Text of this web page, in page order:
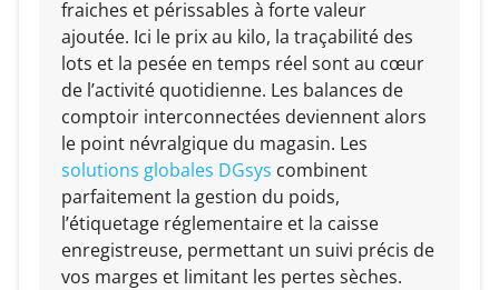
fraiches et périssables à forte valeur
ajoutée. Ici le prix au kilo, la traçabilité des
lots et la pesée en temps réel sont au cœur
de l’activité quotidienne. Les balances de
comptoir interconnectées deviennent alors
le point névralgique du magasin. Les
solutions globales DGsys combinent
parfaitement la gestion du poids,
l’étiquetage réglementaire et la caisse
enregistreuse, permettant un suivi précis de
vos marges et limitant les pertes sèches.